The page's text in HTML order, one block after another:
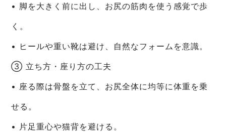
• 脚を大きく前に出し、お尻の筋肉を使う感覚で歩
く。
• ヒールや重い靴は避け、自然なフォームを意識。
③ 立ち方・座り方の工夫
• 座る際は骨盤を立て、お尻全体に均等に体重を乗
せる。
• 片足重心や猫背を避ける。